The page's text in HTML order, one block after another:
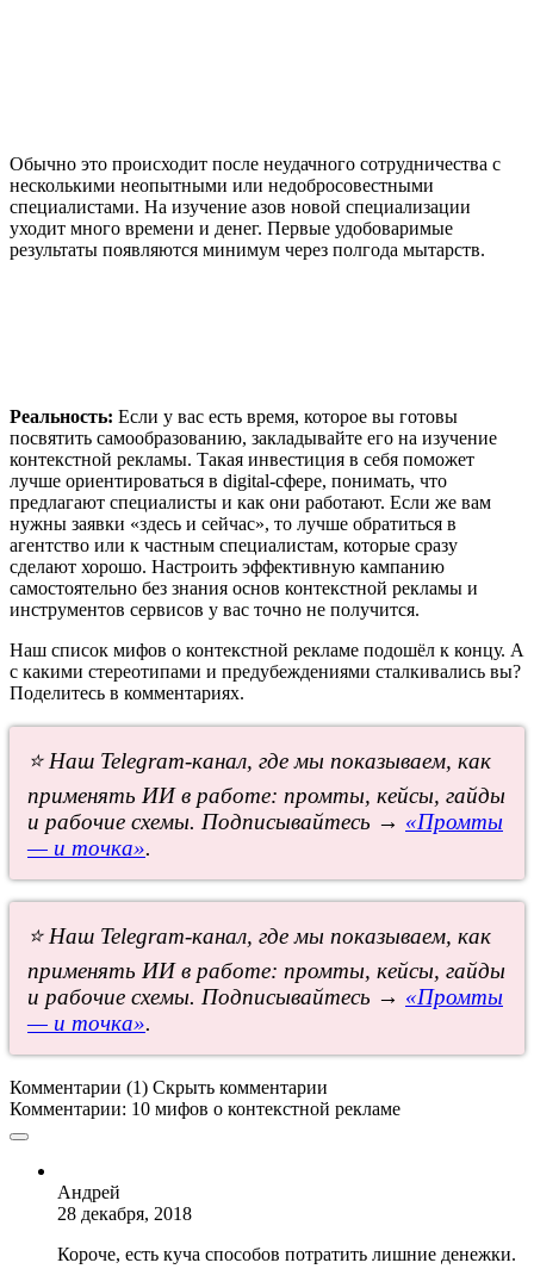
Обычно это происходит после неудачного сотрудничества с
несколькими неопытными или недобросовестными
специалистами. На изучение азов новой специализации
уходит много времени и денег. Первые удобоваримые
результаты появляются минимум через полгода мытарств.
Реальность: Если у вас есть время, которое вы готовы
посвятить самообразованию, закладывайте его на изучение
контекстной рекламы. Такая инвестиция в себя поможет
лучше ориентироваться в digital-сфере, понимать, что
предлагают специалисты и как они работают. Если же вам
нужны заявки «здесь и сейчас», то лучше обратиться в
агентство или к частным специалистам, которые сразу
сделают хорошо. Настроить эффективную кампанию
самостоятельно без знания основ контекстной рекламы и
инструментов сервисов у вас точно не получится.
Наш список мифов о контекстной рекламе подошёл к концу. А
с какими стереотипами и предубеждениями сталкивались вы?
Поделитесь в комментариях.
⭐ Наш Telegram-канал, где мы показываем, как
применять ИИ в работе: промты, кейсы, гайды
и рабочие схемы. Подписывайтесь → «Промты
— и точка».
⭐ Наш Telegram-канал, где мы показываем, как
применять ИИ в работе: промты, кейсы, гайды
и рабочие схемы. Подписывайтесь → «Промты
— и точка».
Комментарии (1) Скрыть комментарии
Комментарии: 10 мифов о контекстной рекламе
Андрей
28 декабря, 2018
Короче, есть куча способов потратить лишние денежки.